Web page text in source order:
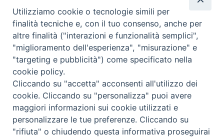
Privacy Policy Trasparenza
Termini e Condizioni
Informativa per il trattamento dei dati personali
Utilizziamo cookie o tecnologie simili per
finalità tecniche e, con il tuo consenso, anche per
altre finalità ("interazioni e funzionalità semplici",
"miglioramento dell'esperienza", "misurazione" e
"targeting e pubblicità") come specificato nella
cookie policy.
Cliccando su "accetta" acconsenti all'utilizzo dei
cookie. Cliccando su "personalizza" puoi avere
maggiori informazioni sui cookie utilizzati e
personalizzare le tue preferenze. Cliccando su
"rifiuta" o chiudendo questa informativa proseguirai